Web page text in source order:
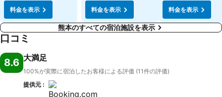
料金を表示
料金を表示
料金を表示
熊本のすべての宿泊施設を表示
口コミ
8.6 大満足
100%が実際に宿泊したお客様による評価 (11件の評価)
提供元 :